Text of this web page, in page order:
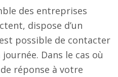
des entreprises
dispose d’un
possible de contacter
Dans le cas où
réponse à votre